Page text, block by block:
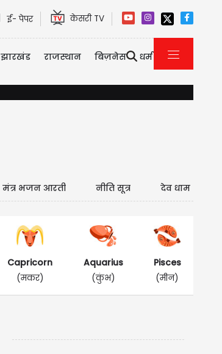
ई- पेपर केसरी TV
झारखंड राजस्थान बिज़नेस धर्म
मंत्र भजन आरती नीति सूत्र देव धाम
Capricorn
(मकर)
Aquarius
(कुंभ)
Pisces
(मीन)